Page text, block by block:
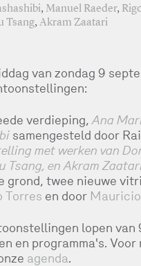
, Manuel Raeder,
Tsang,Akram Zaatari
van zondag 9
verdieping, Ana
samengesteld door
met werken van
Tsang, en Akram
grond, twee nieuwe
Torres en door
lopen
en programma's.
agenda.